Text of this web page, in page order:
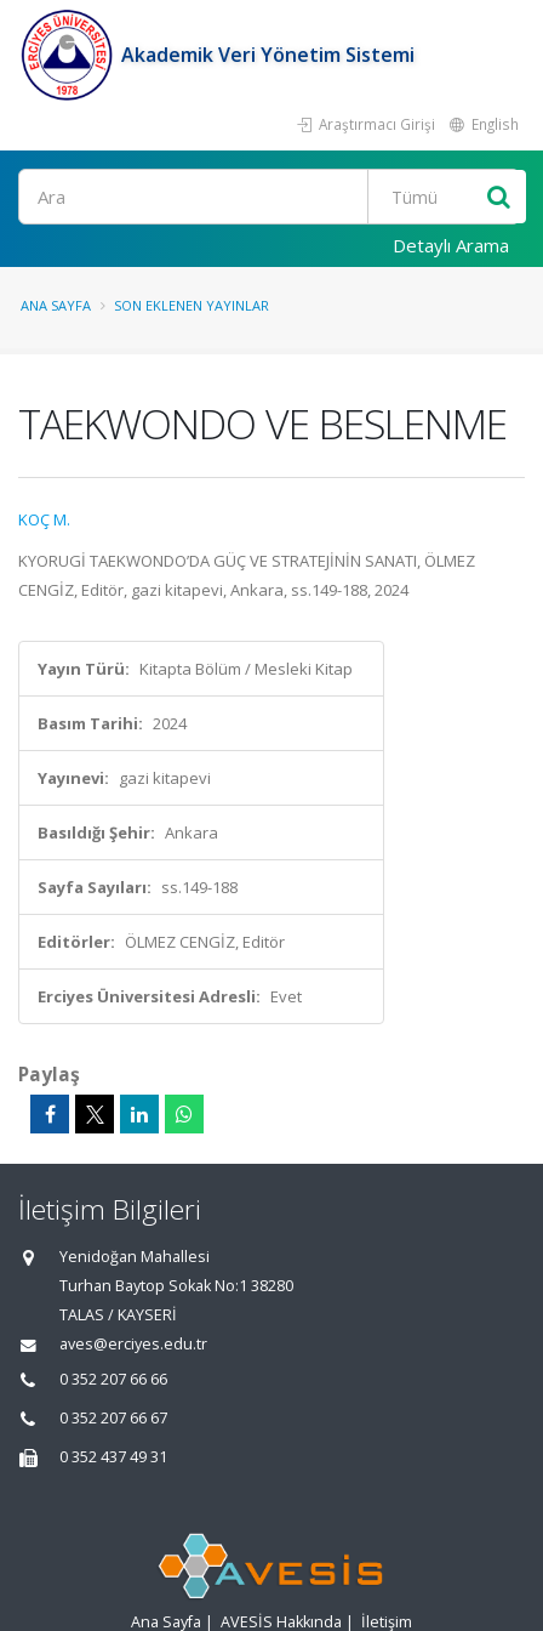
Akademik Veri Yönetim Sistemi
Araştırmacı Girişi English
Ara
Detaylı Arama
ANA SAYFA SON EKLENEN YAYINLAR
TAEKWONDO VE BESLENME
KOÇ M.
KYORUGİ TAEKWONDO’DA GÜÇ VE STRATEJİNİN SANATI, ÖLMEZ
CENGİZ, Editör, gazi kitapevi, Ankara, ss.149-188, 2024
Yayın Türü: Kitapta Bölüm / Mesleki Kitap
Basım Tarihi: 2024
Yayınevi: gazi kitapevi
Basıldığı Şehir: Ankara
Sayfa Sayıları: ss.149-188
Editörler: ÖLMEZ CENGİZ, Editör
Erciyes Üniversitesi Adresli: Evet
Paylaş
İletişim Bilgileri
Yenidoğan Mahallesi
Turhan Baytop Sokak No:1 38280
TALAS / KAYSERİ
aves@erciyes.edu.tr
0 352 207 66 66
0 352 207 66 67
0 352 437 49 31
Ana Sayfa | AVESİS Hakkında | İletişim